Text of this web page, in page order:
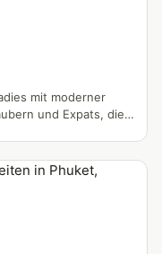
mit moderner
und Expats, die